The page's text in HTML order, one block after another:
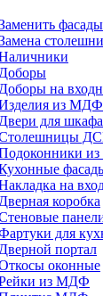
Доборы
Доборы на
из МДФ
Двери для шкафа
на
Дверная коробка
для
Дверной портал
оконные
из МДФ